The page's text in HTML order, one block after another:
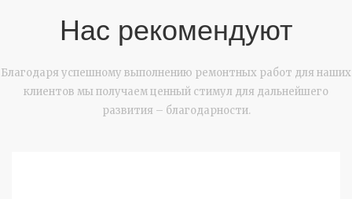
Нас рекомендуют
Благодаря успешному выполнению ремонтных работ для наших
клиентов мы получаем ценный стимул для дальнейшего
развития – благодарности.